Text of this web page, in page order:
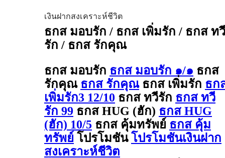
เงินฝากสงเคราะห์ชีวิต
ธกส มอบรัก / ธกส เพิ่มรัก / ธกส ทวี
รัก / ธกส รักคุณ
ธกส มอบรัก ธกส มอบรัก ๑/๑ ธกส
รักคุณ ธกส รักคุณ ธกส เพิ่มรัก ธก
เพิ่มรัก3 12/10 ธกส ทวีรัก ธกส ทวี
รัก 99 ธกส HUG (ฮัก) ธกส HUG
(ฮัก) 10/5 ธกส คุ้มทรัพย์ ธกส คุ้ม
ทรัพย์ โปรโมชัน โปรโมชันเงินฝาก
สงเคราะห์ชีวิต